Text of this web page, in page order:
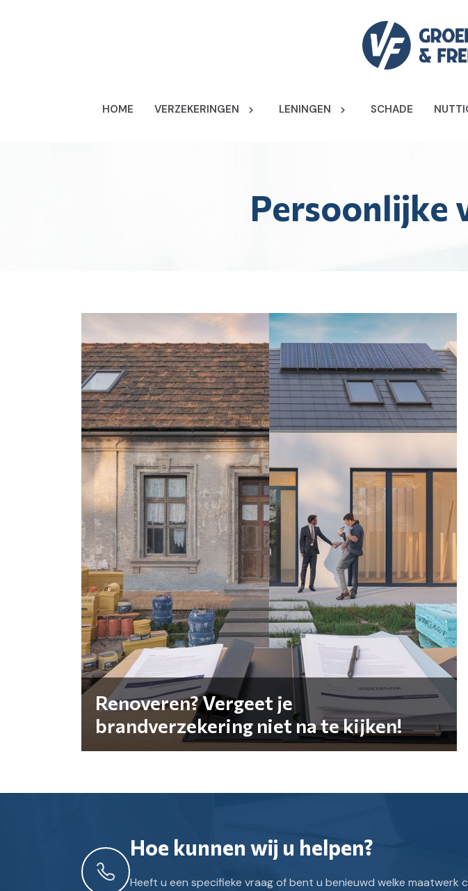
HOME VERZEKERINGEN LENINGEN SCHADE
Persoonlijke
Renoveren? Vergeet je
brandverzekering niet na te kijken!
Hoe kunnen wij u helpen?
Heeft u een specifieke vraag of bent u benieuwd welke maatwerk